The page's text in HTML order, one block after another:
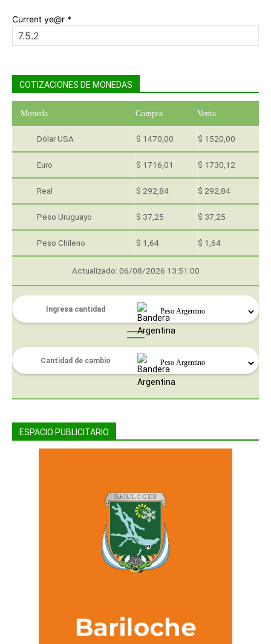
Current ye@r *
COTIZACIONES DE MONEDAS
Moneda Compra Venta
Dólar USA $ 1470,00 $ 1520,00
Euro $ 1716,01 $ 1730,12
Real $ 292,84 $ 292,84
Peso Uruguayo $ 37,25 $ 37,25
Peso Chileno $ 1,64 $ 1,64
Actualizado: 06/08/2026 13:51:00
ESPACIO PUBLICITARIO